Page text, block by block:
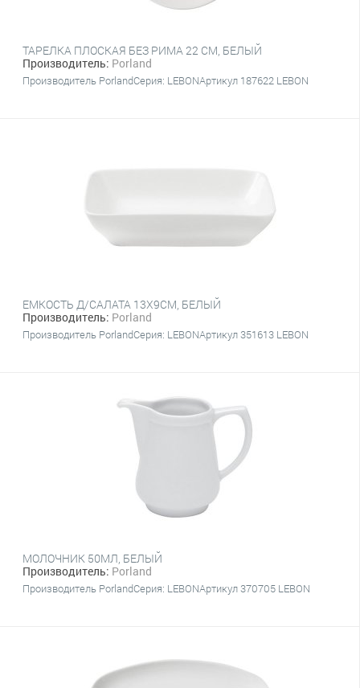
ТАРЕЛКА ПЛОСКАЯ БЕЗ РИМА 22 CM, БЕЛЫЙ
Производитель: Porland
Производитель PorlandСерия: LEBONАртикул 187622 LEBON
ЕМКОСТЬ Д/САЛАТА 13Х9CM, БЕЛЫЙ
Производитель: Porland
Производитель PorlandСерия: LEBONАртикул 351613 LEBON
МОЛОЧНИК 50МЛ, БЕЛЫЙ
Производитель: Porland
Производитель PorlandСерия: LEBONАртикул 370705 LEBON